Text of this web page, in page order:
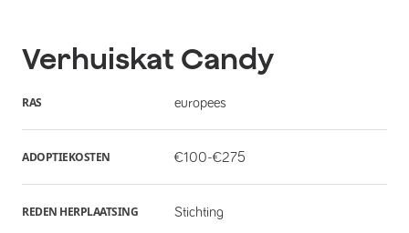
Verhuiskat Candy
RAS europees
ADOPTIEKOSTEN €100-€275
REDEN HERPLAATSING Stichting